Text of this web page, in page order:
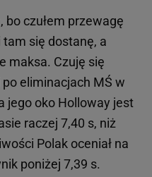
bo czułem przewagę
się dostanę, a
maksa. Czuję się
eliminacjach MŚ w
jego oko Holloway jest
raczej 7,40 s, niż
Polak oceniał na
poniżej 7,39 s.